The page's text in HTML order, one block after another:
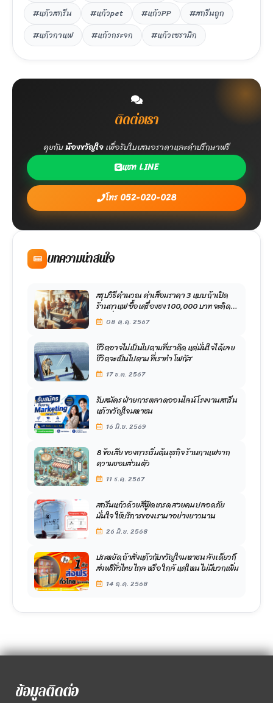
#แก้วสกรีน
#แก้วpet #แก้วPP
#สกรีนถูก
#แก้วกาแฟ
#แก้วกระจก #แก้วเซรามิก
ติดต่อเรา
คุยกับน้องขวัญใจเพื่อรับใบเสนอราคาและคำปรึกษาฟรี
แชท LINE
โทร 052-020-028
บทความน่าสนใจ
สรุปวิธีคำนวณ ค่าเสื่อมราคา 3 แบบ ถ้าเปิด
ร้านกาแฟ ซื้อเครื่องชง 100,000 บาท จะคิด
ค่าเสื่อมอย่างไร ?
08 ต.ค. 2567
ชีวิตอาจไม่เป็นไปตามที่เราคิด แต่มั่นใจได้เลย
ชีวิตจะเป็นไปตาม ที่เราทำ โฟกัส
17 ธ.ค. 2567
รับสมัคร ฝ่ายการตลาดออนไลน์ โรงงานสกรีน
แก้วขวัญใจมหาชน
16 มิ.ย. 2569
8 ข้อเสีย ของการเริ่มต้นธุรกิจ ร้านกาแฟจาก
ความชอบส่วนตัว
11 ธ.ค. 2567
สกรีนแก้วด้วยสีฟู๊ดเกรด สวยคม ปลอดภัย
มั่นใจ ใช้บริการของเรามาอย่างยาวนาน
26 มิ.ย. 2568
ประหยัด ถ้าสั่งแก้วกับขวัญใจมหาชน ลังเดียวก็
ส่งฟรีทั่วไทย ไกล หรือ ใกล้ แค่ใหน ไม่มีบวกเพิ่ม
14 ต.ค. 2568
ข้อมูลติดต่อ